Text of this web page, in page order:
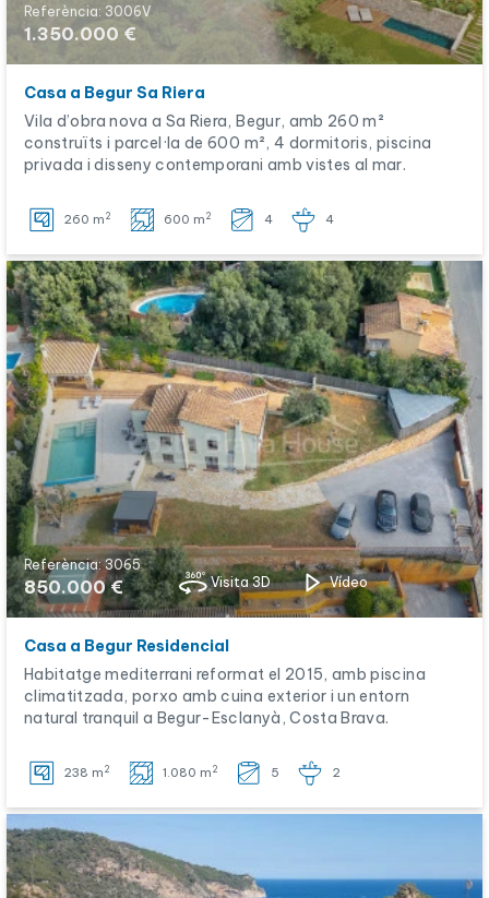
Referència: 3006V
1.350.000 €
Casa a Begur Sa Riera
Vila d’obra nova a Sa Riera, Begur, amb 260 m²
construïts i parcel·la de 600 m², 4 dormitoris, piscina
privada i disseny contemporani amb vistes al mar.
260 m 2 600 m 2 4 4
Referència: 3065
850.000 € Visita 3D Vídeo
Casa a Begur Residencial
Habitatge mediterrani reformat el 2015, amb piscina
climatitzada, porxo amb cuina exterior i un entorn
natural tranquil a Begur-Esclanyà, Costa Brava.
238 m 2 1.080 m 2 5 2